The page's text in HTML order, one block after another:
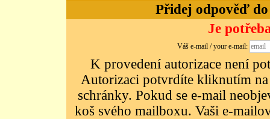
Přidej odpověď
Je
Váš e-mail / your e-mail:
K provedení autorizace není
Autorizaci potvrdíte kliknutím na
schránky. Pokud se e-mail
koš svého mailboxu. Vaši e-